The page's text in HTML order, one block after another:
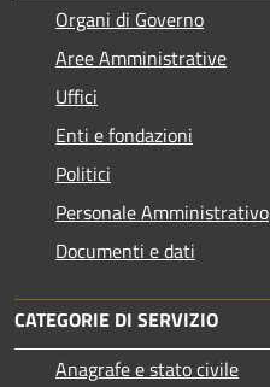
Organi di Governo
Aree Amministrative
Uffici
Enti e fondazioni
Politici
Personale Amministrativo
Documenti e dati
CATEGORIE DI SERVIZIO
Anagrafe e stato civile